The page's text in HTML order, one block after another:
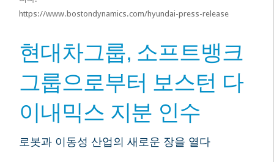
https://www.bostondynamics.com/hyundai-press-release
현대차그룹, 소프트뱅크
그룹으로부터 보스턴 다
이내믹스 지분 인수
로봇과 이동성 산업의 새로운 장을 열다